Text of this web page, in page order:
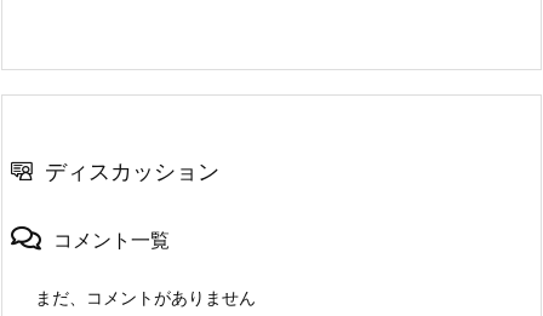
ディスカッション
コメント一覧
まだ、コメントがありません